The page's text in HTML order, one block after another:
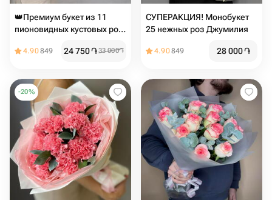
👑Премиум букет из 11
пионовидных кустовых роз
4.90849 24 750֏33 000֏
СУПЕРАКЦИЯ! Монобукет
25 нежных роз Джумилия
4.90849 28 000֏
-20%